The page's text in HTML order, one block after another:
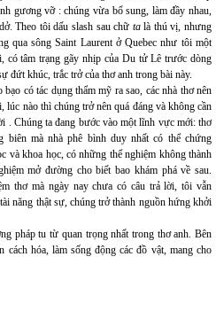
gương vỡ : chúng vừa bổ sung, làm đầy nhau,
Theo tôi dấu slash sau chữ talà thú vị, nhưng
qua sông Saint Laurent ở Quebec như tôi một
có tâm trạng gãy nhịp của Du tử Lê trước dòng
đứt khúc, trắc trở của thơ anh trong bài này.
có tác dụng thẩm mỹ ra sao, các nhà thơ nên
nào thì chúng trở nên quá đáng và không cần
. Chúng ta đang bước vào một lĩnh vực mới: thơ
biên mà nhà phê bình duy nhất có thể chứng
và khoa học, có những thể nghiệm không thành
mở đường cho biết bao khám phá về sau.
thơ mà ngày nay chưa có câu trả lời, tôi vẫn
năng thật sự, chúng trở thành nguồn hứng khởi
pháp tu từ quan trọng nhất trong thơ anh. Bên
hóa, làm sống động các đồ vật, mang cho